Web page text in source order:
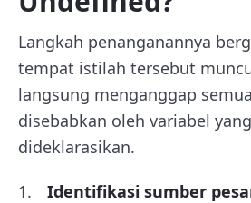
Langkah penanganannya
tempat istilah tersebut
langsung menganggap
disebabkan oleh variabel
dideklarasikan.
Identifikasi sumber